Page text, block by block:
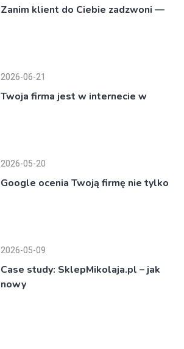
Zanim klient do Ciebie zadzwoni —
2026-06-21
Twoja firma jest w internecie w
2026-05-20
Google ocenia Twoją firmę nie tylko
2026-05-09
Case study: SklepMikolaja.pl – jak
nowy